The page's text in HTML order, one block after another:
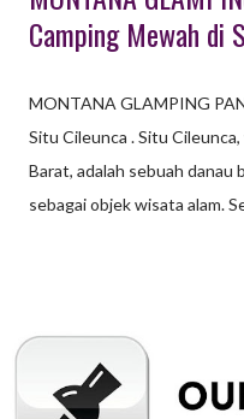
Camping Mewah di
MONTANA GLAMPING
Situ Cileunca . Situ
Barat, adalah sebuah danau
sebagai objek wisata alam.
aktivitas wisata seperti
Pangalengan, Sensasi
Pangalengan memiliki
penjajahan Belanda sekitar